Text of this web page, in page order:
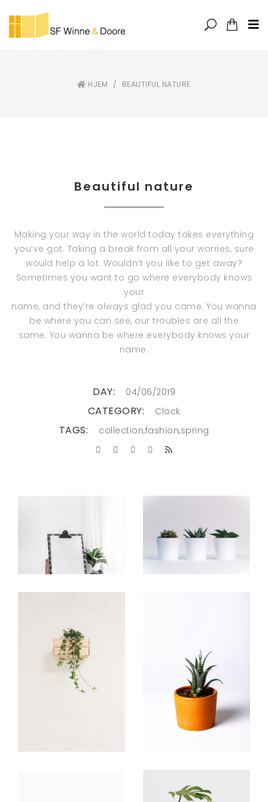
HJEM / BEAUTIFUL NATURE
Beautiful nature
Making your way in the world today takes everything
you’ve got. Taking a break from all your worries, sure
would help a lot. Wouldn’t you like to get away?
Sometimes you want to go where everybody knows
your
name, and they’re always glad you came. You wanna
be where you can see, our troubles are all the
same. You wanna be where everybody knows your
name.
DAY: 04/06/2019
CATEGORY: Clock
TAGS: collection,fashion,spring